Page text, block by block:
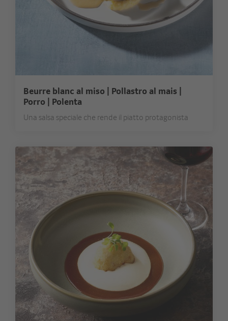
Beurre blanc al miso | Pollastro al mais |
Porro | Polenta
Una salsa speciale che rende il piatto protagonista